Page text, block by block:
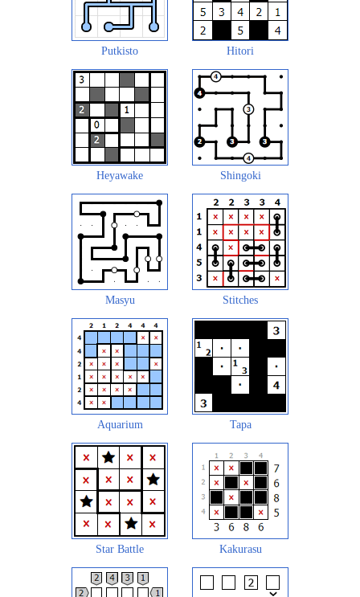
Putkisto Hitori
Heyawake Shingoki
Masyu Stitches
Aquarium Tapa
Star Battle Kakurasu